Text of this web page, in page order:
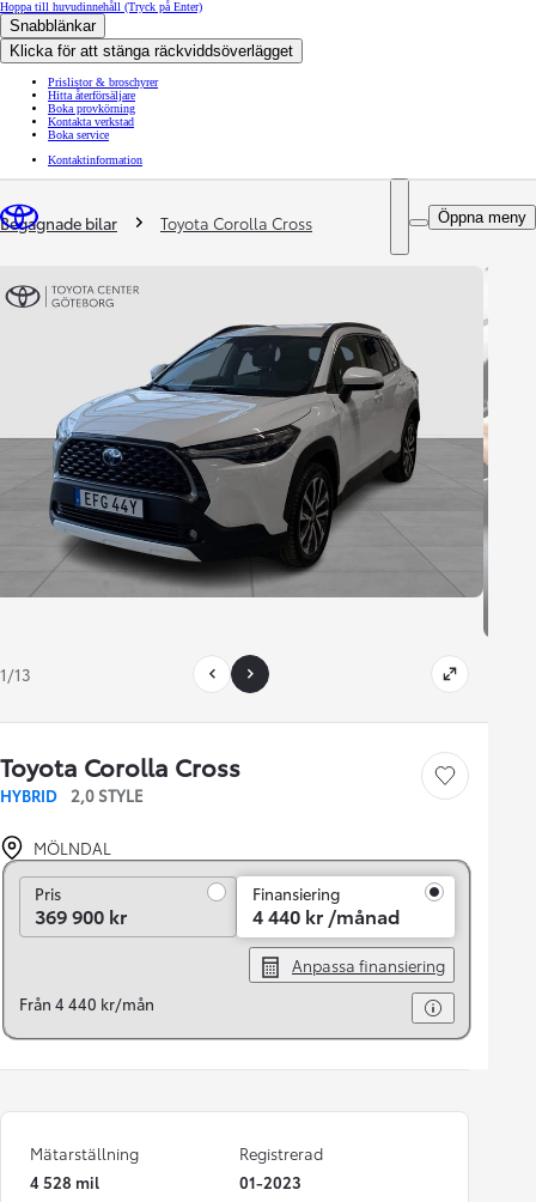
Hoppa till huvudinnehåll (Tryck på Enter)
Snabblänkar
Klicka för att stänga räckviddsöverlägget
Prislistor & broschyrer
Hitta återförsäljare
Boka provkörning
Kontakta verkstad
Boka service
Kontaktinformation
Öppna meny
You are here
Begagnade bilar Toyota Corolla Cross
1/13
Toyota Corolla Cross
HYBRID 2,0 STYLE
Save car
MÖLNDAL
Pris
369 900 kr
Finansiering
4 440 kr /månad
Anpassa finansiering
Från 4 440 kr/mån
Mätarställning
4 528 mil
Registrerad
01-2023